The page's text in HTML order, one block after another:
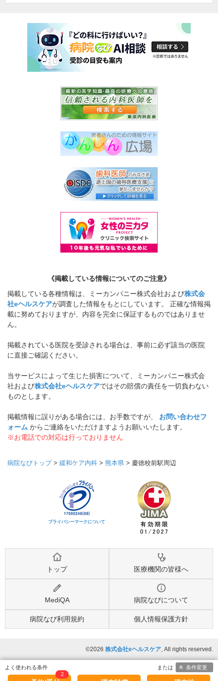
《掲載している情報についてのご注意》
掲載している各種情報は、ミーカンパニー株式会社および株式会
社eヘルスケアが調査した情報をもとにしています。 正確な情報掲
載に努めておりますが、内容を完全に保証するものではありませ
ん。
掲載されている医院を受診される場合は、事前に必ず該当の医院
に直接ご確認ください。
当サービスによって生じた損害について、ミーカンパニー株式会
社および株式会社eヘルスケアではその賠償の責任を一切負わない
ものとします。
掲載情報に誤りがある場合には、お手数ですが、 お問い合わせフ
ォーム からご連絡をいただけますようお願いいたします。
※お電話での対応は行っておりません
病院なびトップ> 緩和ケア内科 > 熊本県 > 慶徳校前駅周辺
プライバシーマークについて
トップ 医療機関の皆様へ
MediQA 病院なびについて
病院なび利用規約 個人情報保護方針
©2026 株式会社eヘルスケア, All rights reserved.
2
条件変更